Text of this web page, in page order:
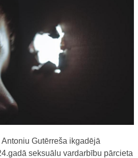
Gutērreša ikgadējā
seksuālu vardarbību pārcieta